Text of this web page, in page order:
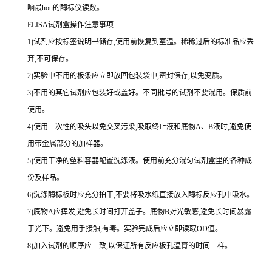
响最hou的酶标仪读数。
ELISA试剂盒操作注意事项:
1)试剂应按标签说明书储存,使用前恢复到室温。稀稀过后的标准品应丢
弃,不可保存。
2)实验中不用的板条应立即放回包装袋中,密封保存,以免变质。
3)不用的其它试剂应包装好或盖好。不同批号的试剂不要混用。保质前
使用。
4)使用一次性的吸头以免交叉污染,吸取终止液和底物A、 B液时,避免使
用带金属部分的加样器。
5)使用干净的塑料容器配置洗涤液。使用前充分混匀试剂盒里的各种成
份及样品。
6)洗涤酶标板时应充分拍干,不要将吸水纸直接放入酶标反应孔中吸水。
7)底物A应挥发,避免长时间打开盖子。底物B对光敏感,避免长时间暴露
于光下。避免用手接触,有毒。实验完成后应立即读取OD值。
8)加入试剂的顺序应一致,以保证所有反应板孔温育的时间一样。